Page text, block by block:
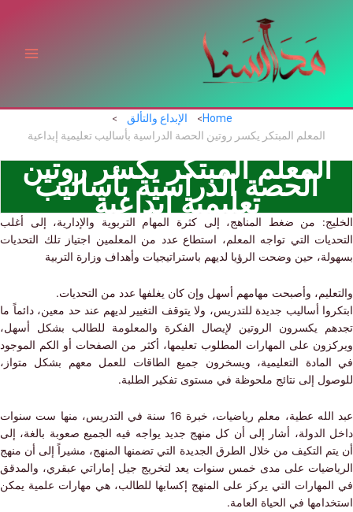
Home
الإبداع والتألق
المعلم المبتكر يكسر روتين الحصة الدراسية بأساليب تعليمية إبداعية
المعلم المبتكر يكسر روتين
الحصة الدراسية بأساليب
تعليمية إبداعية
من ضغط المناهج، إلى كثرة المهام التربوية والإدارية، إلى أغلب
التي تواجه المعلم، استطاع عدد من المعلمين اجتياز تلك التحديات
حين وضحت الرؤيا لديهم باستراتيجيات وأهداف وزارة التربية
وأصبحت مهامهم أسهل وإن كان يغلفها عدد من التحديات.
أساليب جديدة للتدريس، ولا يتوقف التغيير لديهم عند حد معين، دائماً ما
يكسرون الروتين لإيصال الفكرة والمعلومة للطالب بشكل أسهل،
على المهارات المطلوب تعليمها، أكثر من الصفحات أو الكم الموجود
التعليمية، ويسخرون جميع الطاقات للعمل معهم بشكل متواز،
إلى نتائج ملحوظة في مستوى تفكير الطلبة.
عبد الله عطية، معلم رياضيات، خبرة 16 سنة في التدريس، منها ست سنوات
الدولة، أشار إلى أن كل منهج جديد يواجه فيه الجميع صعوبة بالغة، إلى
التكيف من خلال الطرق الجديدة التي تضمنها المنهج، مشيراً إلى أن منهج
على مدى خمس سنوات يعد لتخريج جيل إماراتي عبقري، والمدقق
التي يركز على المنهج إكسابها للطالب، هي مهارات علمية يمكن
في الحياة العامة.